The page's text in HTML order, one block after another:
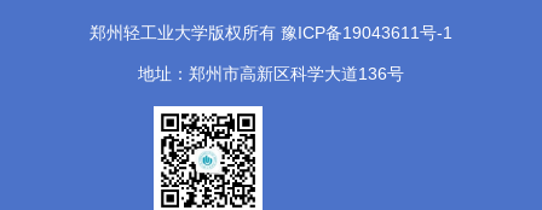
郑州轻工业大学版权所有 豫ICP备19043611号-1
地址：郑州市高新区科学大道136号